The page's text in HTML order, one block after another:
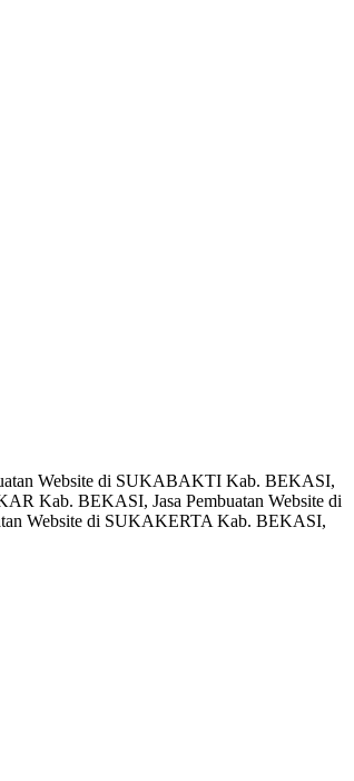
Website di SUKABAKTI Kab. BEKASI,
Kab. BEKASI, Jasa Pembuatan Website di
Website di SUKAKERTA Kab. BEKASI,